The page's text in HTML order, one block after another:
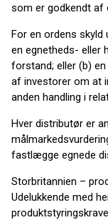
som er godkendt af
For en ordens skyld
en egnetheds- eller
forstand; eller (b)
af investorer om at
anden handling i
Hver distributør er
fastlægge egnede
Storbritannien –
Udelukkende med